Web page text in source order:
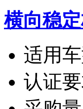
横向稳
适用车
认证要